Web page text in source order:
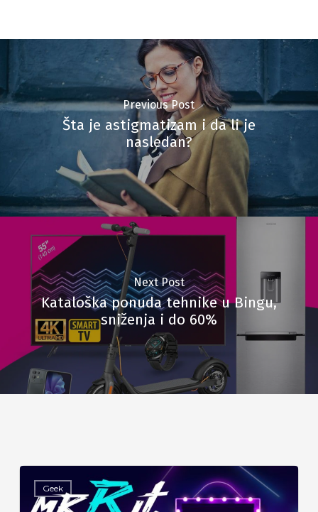
Previous Post
Šta je astigmatizam i da li je
nasledan?
Next Post
Kataloška ponuda tehnike u Bingu,
sniženja i do 60%
Geek